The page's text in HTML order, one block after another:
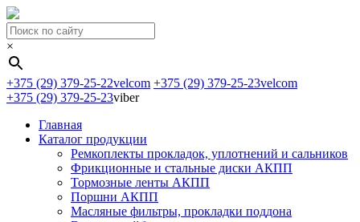
×
+375 (29) 379-25-22velcom +375 (29) 379-25-23velcom
+375 (29) 379-25-23viber
Главная
Каталог продукции
Ремкоплекты прокладок, уплотнений и сальников
Фрикционные и стальные диски АКПП
Тормозные ленты АКПП
Поршни АКПП
Масляные фильтры, прокладки поддона